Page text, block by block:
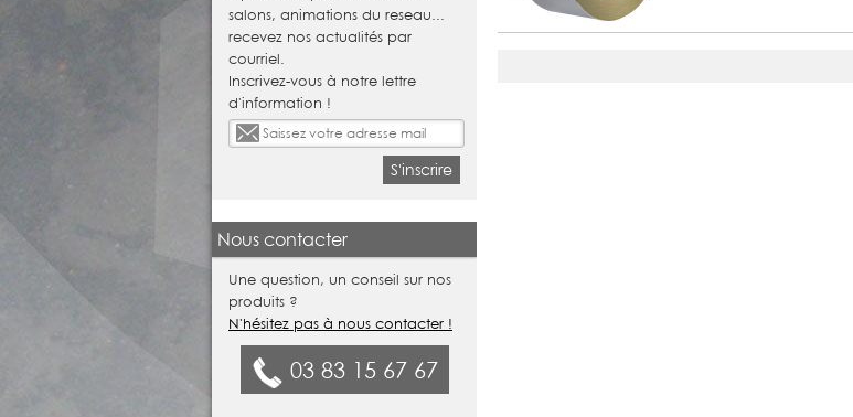
salons, animations du reseau...
recevez nos actualités par
courriel.
Inscrivez-vous à notre lettre
d'information !
S'inscrire
Nous contacter
Une question, un conseil sur nos
produits ?
N'hésitez pas à nous contacter !
03 83 15 67 67